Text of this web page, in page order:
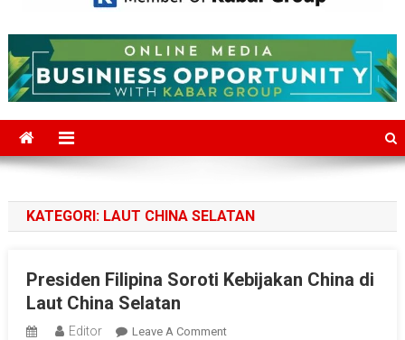
Mediajakarta.com
KATEGORI: LAUT CHINA SELATAN
Presiden Filipina Soroti Kebijakan China di
Laut China Selatan
Editor Leave A CommentOn